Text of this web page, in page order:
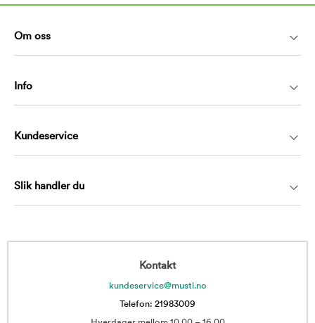
Om oss
Info
Kundeservice
Slik handler du
Kontakt
kundeservice@musti.no
Telefon: 21983009